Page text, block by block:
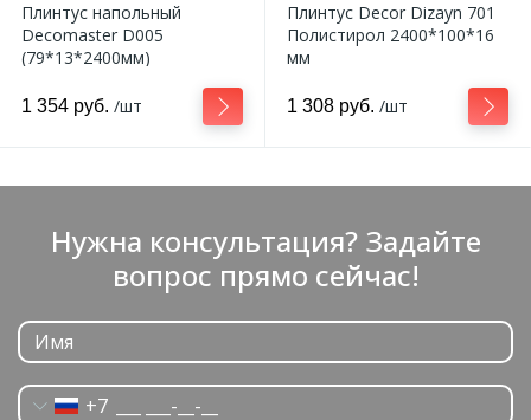
Плинтус напольный
Decomaster D005
(79*13*2400мм)
1 354 руб. /шт
Плинтус Decor Dizayn 701
Полистирол 2400*100*16
мм
1 308 руб. /шт
Нужна консультация? Задайте
вопрос прямо сейчас!
+7